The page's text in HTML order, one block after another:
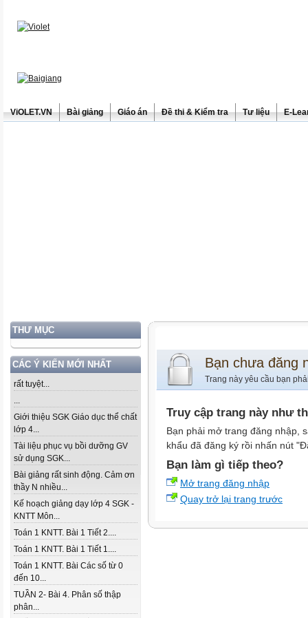
ViOLET.VN Bài giảng Giáo án Đề thi & Kiểm tra Tư liệu E-
THƯ MỤC
CÁC Ý KIẾN MỚI NHẤT
rất tuyệt...
...
Giới thiệu SGK Giáo dục thể chất
lớp 4...
Tài liệu phục vụ bồi dưỡng GV
sử dụng SGK...
Bài giảng rất sinh động. Cảm ơn
thầy N nhiều...
Kế hoạch giảng dạy lớp 4 SGK -
KNTT Môn...
Toán 1 KNTT. Bài 1 Tiết 2....
Toán 1 KNTT. Bài 1 Tiết 1....
Toán 1 KNTT. Bài Các số từ 0
đến 10...
TUẦN 2- Bài 4. Phân số thập
phân...
Bạn chưa đăng
Trang này yêu cầu bạn
Truy cập trang này như
Bạn phải mở trang đăng nhập,
khẩu đã đăng ký rồi nhấn nút
Bạn làm gì tiếp theo?
Mở trang đăng nhập
Quay trở lại trang trước